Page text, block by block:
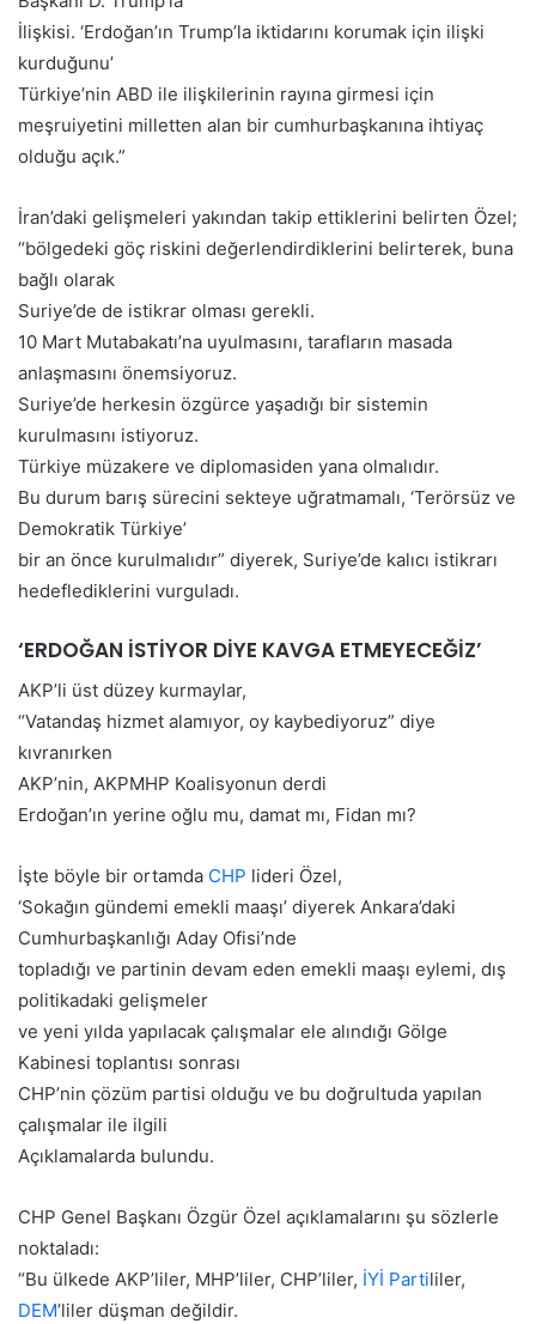
İlişkisi. ‘Erdoğan’ın Trump’la iktidarını korumak için ilişki
kurduğunu’
Türkiye’nin ABD ile ilişkilerinin rayına girmesi için
meşruiyetini milletten alan bir cumhurbaşkanına ihtiyaç
olduğu açık.”
İran’daki gelişmeleri yakından takip ettiklerini belirten Özel;
“bölgedeki göç riskini değerlendirdiklerini belirterek, buna
bağlı olarak
Suriye’de de istikrar olması gerekli.
10 Mart Mutabakatı’na uyulmasını, tarafların masada
anlaşmasını önemsiyoruz.
Suriye’de herkesin özgürce yaşadığı bir sistemin
kurulmasını istiyoruz.
Türkiye müzakere ve diplomasiden yana olmalıdır.
Bu durum barış sürecini sekteye uğratmamalı, ‘Terörsüz ve
Demokratik Türkiye’
bir an önce kurulmalıdır” diyerek, Suriye’de kalıcı istikrarı
hedeflediklerini vurguladı.
‘ERDOĞAN İSTİYOR DİYE KAVGA ETMEYECEĞİZ’
AKP’li üst düzey kurmaylar,
“Vatandaş hizmet alamıyor, oy kaybediyoruz” diye
kıvranırken
AKP’nin, AKPMHP Koalisyonun derdi
Erdoğan’ın yerine oğlu mu, damat mı, Fidan mı?
İşte böyle bir ortamda CHP lideri Özel,
‘Sokağın gündemi emekli maaşı’ diyerek Ankara’daki
Cumhurbaşkanlığı Aday Ofisi’nde
topladığı ve partinin devam eden emekli maaşı eylemi, dış
politikadaki gelişmeler
ve yeni yılda yapılacak çalışmalar ele alındığı Gölge
Kabinesi toplantısı sonrası
CHP’nin çözüm partisi olduğu ve bu doğrultuda yapılan
çalışmalar ile ilgili
Açıklamalarda bulundu.
CHP Genel Başkanı Özgür Özel açıklamalarını şu sözlerle
noktaladı:
“Bu ülkede AKP’liler, MHP’liler, CHP’liler, İYİ Partililer,
DEM’liler düşman değildir.